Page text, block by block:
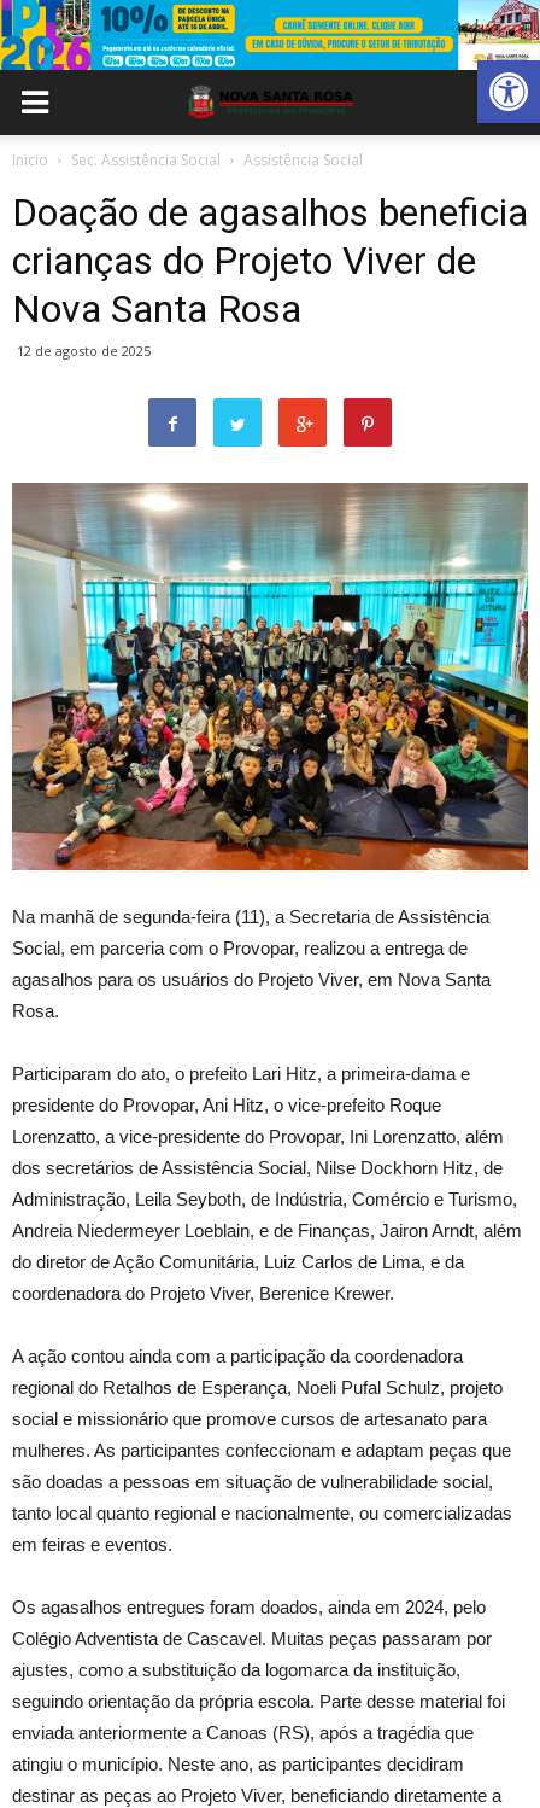
Abrir
Inicio Sec. Assistência Social Assistência Social
Doação de agasalhos beneficia
crianças do Projeto Viver de
Nova Santa Rosa
12 de agosto de 2025
Na manhã de segunda-feira (11), a Secretaria de Assistência
Social, em parceria com o Provopar, realizou a entrega de
agasalhos para os usuários do Projeto Viver, em Nova Santa
Rosa.
Participaram do ato, o prefeito Lari Hitz, a primeira-dama e
presidente do Provopar, Ani Hitz, o vice-prefeito Roque
Lorenzatto, a vice-presidente do Provopar, Ini Lorenzatto, além
dos secretários de Assistência Social, Nilse Dockhorn Hitz, de
Administração, Leila Seyboth, de Indústria, Comércio e Turismo,
Andreia Niedermeyer Loeblain, e de Finanças, Jairon Arndt, além
do diretor de Ação Comunitária, Luiz Carlos de Lima, e da
coordenadora do Projeto Viver, Berenice Krewer.
A ação contou ainda com a participação da coordenadora
regional do Retalhos de Esperança, Noeli Pufal Schulz, projeto
social e missionário que promove cursos de artesanato para
mulheres. As participantes confeccionam e adaptam peças que
são doadas a pessoas em situação de vulnerabilidade social,
tanto local quanto regional e nacionalmente, ou comercializadas
em feiras e eventos.
Os agasalhos entregues foram doados, ainda em 2024, pelo
Colégio Adventista de Cascavel. Muitas peças passaram por
ajustes, como a substituição da logomarca da instituição,
seguindo orientação da própria escola. Parte desse material foi
enviada anteriormente a Canoas (RS), após a tragédia que
atingiu o município. Neste ano, as participantes decidiram
destinar as peças ao Projeto Viver, beneficiando diretamente a